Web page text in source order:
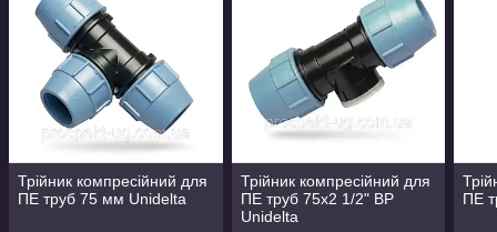
Трійник компресійний для
ПЕ труб 75 мм Unidelta
Трійник компресійний для
ПЕ труб 75х2 1/2" ВР
Unidelta
ПЕ